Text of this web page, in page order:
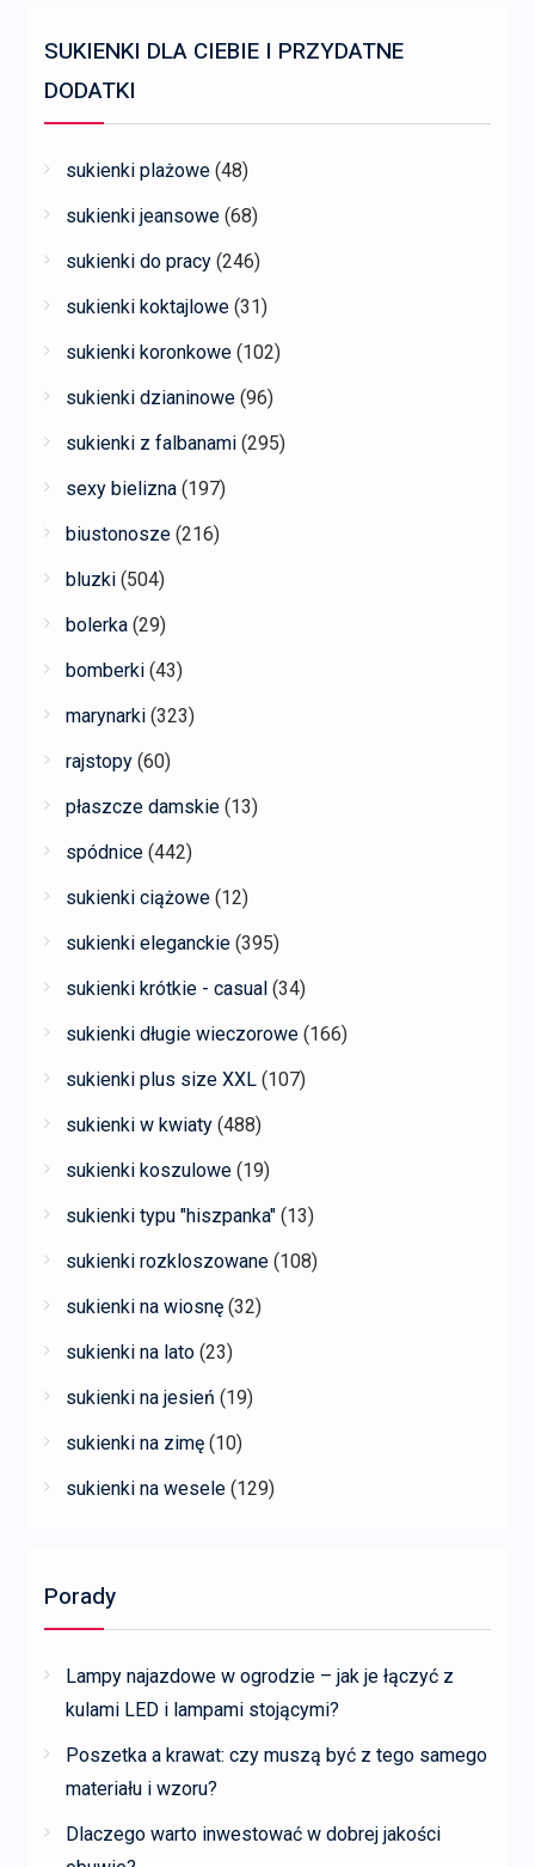
SUKIENKI DLA CIEBIE I PRZYDATNE
DODATKI
sukienki plażowe (48)
sukienki jeansowe (68)
sukienki do pracy (246)
sukienki koktajlowe (31)
sukienki koronkowe (102)
sukienki dzianinowe (96)
sukienki z falbanami (295)
sexy bielizna (197)
biustonosze (216)
bluzki (504)
bolerka (29)
bomberki (43)
marynarki (323)
rajstopy (60)
płaszcze damskie (13)
spódnice (442)
sukienki ciążowe (12)
sukienki eleganckie (395)
sukienki krótkie - casual (34)
sukienki długie wieczorowe (166)
sukienki plus size XXL (107)
sukienki w kwiaty (488)
sukienki koszulowe (19)
sukienki typu "hiszpanka" (13)
sukienki rozkloszowane (108)
sukienki na wiosnę (32)
sukienki na lato (23)
sukienki na jesień (19)
sukienki na zimę (10)
sukienki na wesele (129)
Porady
Lampy najazdowe w ogrodzie – jak je łączyć z
kulami LED i lampami stojącymi?
Poszetka a krawat: czy muszą być z tego samego
materiału i wzoru?
Dlaczego warto inwestować w dobrej jakości